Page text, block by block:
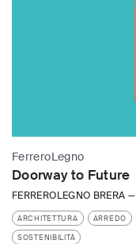
FerreroLegno
Doorway to Future
FERREROLEGNO BRERA —
ARCHITETTURA ARREDO
SOSTENIBILITÀ